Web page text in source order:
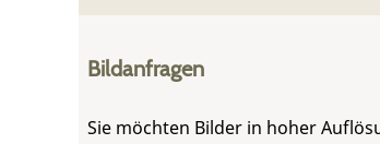
Bildanfragen
Sie möchten Bilder in hoher